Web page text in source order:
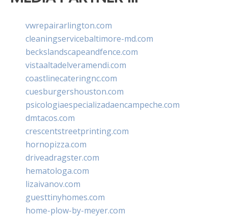
vwrepairarlington.com
cleaningservicebaltimore-md.com
beckslandscapeandfence.com
vistaaltadelveramendi.com
coastlinecateringnc.com
cuesburgershouston.com
psicologiaespecializadaencampeche.com
dmtacos.com
crescentstreetprinting.com
hornopizza.com
driveadragster.com
hematologa.com
lizaivanov.com
guesttinyhomes.com
home-plow-by-meyer.com